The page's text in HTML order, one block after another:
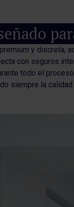
y discreta,
con seguros
todo el
siempre la